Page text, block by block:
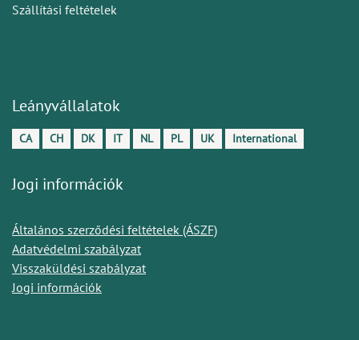
Szállítási feltételek
Leányvállalatok
CA CH DK IT NL PL UK International
Jogi információk
Általános szerződési feltételek (ÁSZF)
Adatvédelmi szabályzat
Visszaküldési szabályzat
Jogi információk